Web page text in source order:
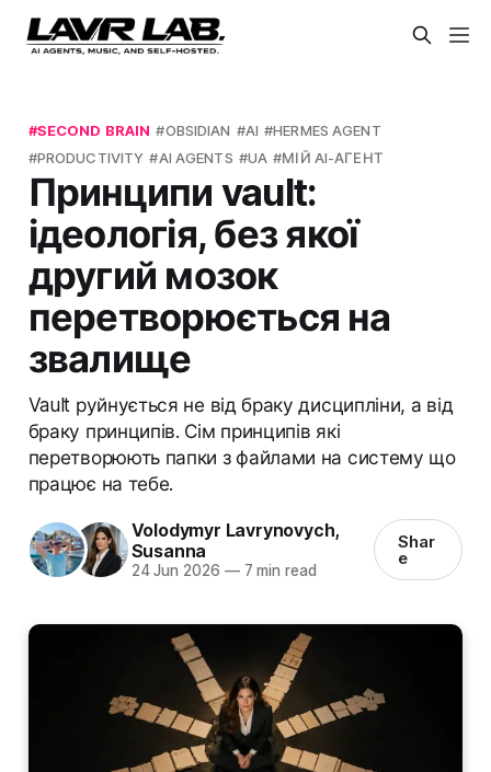
SECOND BRAIN OBSIDIAN AI
HERMES AGENT
PRODUCTIVITY
AI AGENTS UA МІЙ AI-АГЕНТ
Принципи vault:
ідеологія, без якої
другий мозок
перетворюється на
звалище
Vault руйнується не від браку дисципліни, а від
браку принципів. Сім принципів які
перетворюють папки з файлами на систему що
працює на тебе.
Volodymyr Lavrynovych,
Susanna
24 Jun 2026 —7 min read
Shar
e